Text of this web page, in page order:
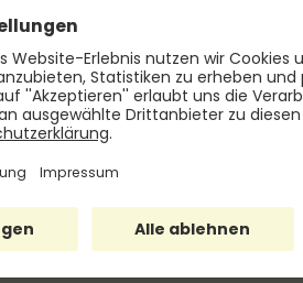
keine spezifischen
Firmenkreditkarten bieten
Unternehmen Ausgaben
die Überwachung der
geschäftlichen Ausgaben.
keine